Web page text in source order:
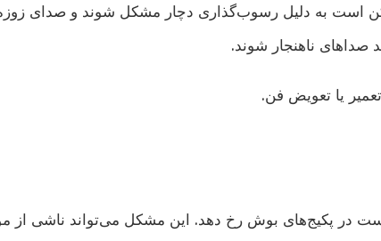
است به دلیل رسوب‌گذاری دچار مشکل شوند و صدای
صداهای ناهنجار شوند.
یا تعویض فن.
پکیج‌های بوش رخ دهد. این مشکل می‌تواند ناشی از